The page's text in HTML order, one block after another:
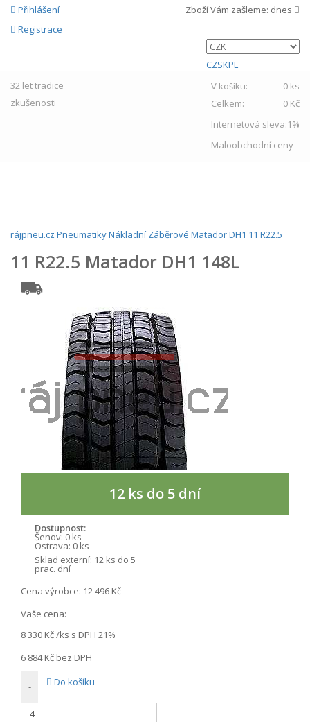
Přihlášení
Registrace
Zboží Vám zašleme: dnes
CZSKPL
32 lettradice
zkušenosti
V košíku:
0 ks
Celkem:
0 Kč
Internetová sleva:1%
Maloobchodní ceny
rájpneu.cz PneumatikyNákladní Záběrové MatadorDH1 11 R22.5
11 R22.5 Matador DH1 148L
12 ks do 5 dní
Dostupnost:
Šenov: 0 ks
Ostrava: 0 ks
Sklad externí: 12 ks do 5
prac. dní
Cena výrobce: 12 496 Kč
Vaše cena:
8 330 Kč/ks s DPH 21%
6 884 Kč bez DPH
- Do košíku